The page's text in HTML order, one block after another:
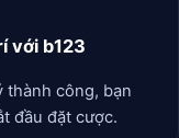
với b123
thành công, bạn
đầu đặt cược.